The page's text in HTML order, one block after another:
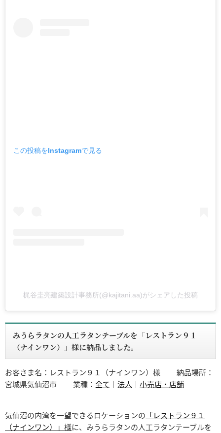
この投稿をInstagramで見る
梶谷圭亮建築設計事務所(@kajitani.aa)がシェアした投稿
みうらラタンの人工ラタンテーブルを「レストラン９１
（ナインワン）」様に納品しました。
お客さま名：レストラン９１（ナインワン）様
納品場所：
宮城県気仙沼市
業種： 全て ｜ 法人 ｜ 小売店・店舗
気仙沼の内湾を一望できるロケーションの 「レストラン９１
（ナインワン）」様に、みうらラタンの人工ラタンテーブルを